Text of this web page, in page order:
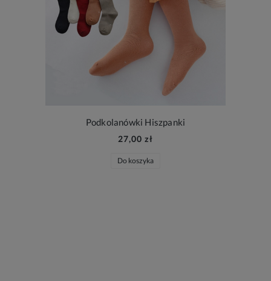
Podkolanówki Hiszpanki
27,00 zł
Do koszyka